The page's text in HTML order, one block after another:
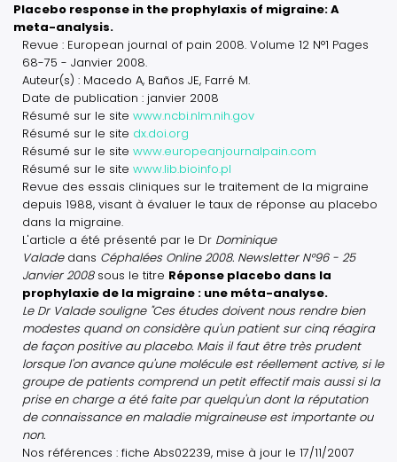
Placebo response in the prophylaxis of migraine: A
meta-analysis.
Revue : European journal of pain 2008. Volume 12 N°1 Pages
68-75 - Janvier 2008.
Auteur(s) : Macedo A, Baños JE, Farré M.
Date de publication : janvier 2008
Résumé sur le site www.ncbi.nlm.nih.gov
Résumé sur le site dx.doi.org
Résumé sur le site www.europeanjournalpain.com
Résumé sur le site www.lib.bioinfo.pl
Revue des essais cliniques sur le traitement de la migraine
depuis 1988, visant à évaluer le taux de réponse au placebo
dans la migraine.
L'article a été présenté par le Dr Dominique
Valadedans Céphalées Online 2008. Newsletter N°96 - 25
Janvier 2008sous le titre Réponse placebo dans la
prophylaxie de la migraine : une méta-analyse.
Le Dr Valade souligne "Ces études doivent nous rendre bien
modestes quand on considère qu'un patient sur cinq réagira
de façon positive au placebo. Mais il faut être très prudent
lorsque l'on avance qu'une molécule est réellement active, si le
groupe de patients comprend un petit effectif mais aussi si la
prise en charge a été faite par quelqu'un dont la réputation
de connaissance en maladie migraineuse est importante ou
non.
Nos références : fiche Abs02239, mise à jour le 17/11/2007